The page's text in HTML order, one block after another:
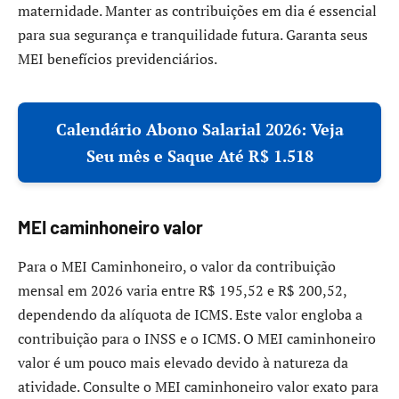
maternidade. Manter as contribuições em dia é essencial
para sua segurança e tranquilidade futura. Garanta seus
MEI benefícios previdenciários.
Calendário Abono Salarial 2026: Veja
Seu mês e Saque Até R$ 1.518
MEI caminhoneiro valor
Para o MEI Caminhoneiro, o valor da contribuição
mensal em 2026 varia entre R$ 195,52 e R$ 200,52,
dependendo da alíquota de ICMS. Este valor engloba a
contribuição para o INSS e o ICMS. O MEI caminhoneiro
valor é um pouco mais elevado devido à natureza da
atividade. Consulte o MEI caminhoneiro valor exato para